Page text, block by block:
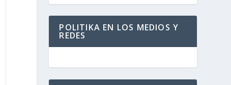
POLITIKA EN LOS MEDIOS Y
REDES